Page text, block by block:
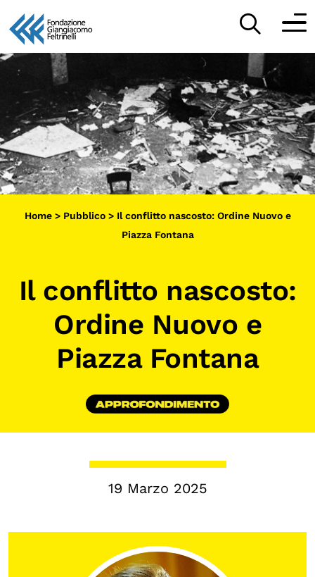
Vai
contenuto
Partecipa
Scopri
Collabora
Sostieni
App
LA FONDAZIONE
Chi siamo
Persone
Archivi del presente
Biblioteca
Progetti Nazionali
Home> Pubblico> Il conflitto nascosto: Ordine Nuovo e
Piazza Fontana
Il conflitto nascosto:
Ordine Nuovo e
Piazza Fontana
19 Marzo 2025